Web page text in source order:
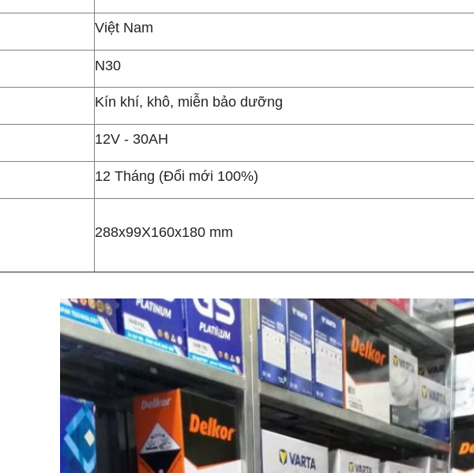
Việt Nam
N30
Kín khí, khô, miễn bảo dưỡng
12V - 30AH
12 Tháng (Đổi mới 100%)
288x99X160x180 mm